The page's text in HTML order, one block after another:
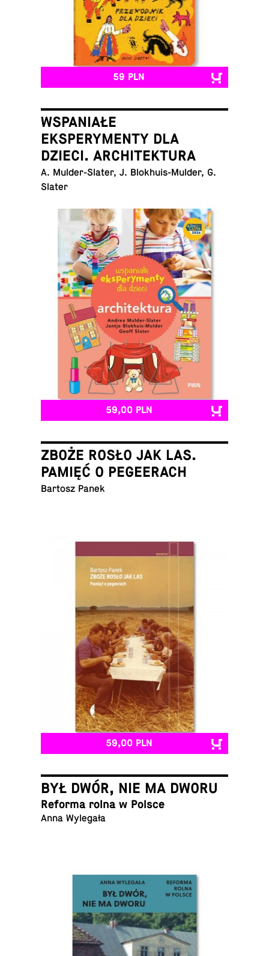
59 PLN
WSPANIAŁE
EKSPERYMENTY DLA
DZIECI. ARCHITEKTURA
A. Mul­der-Sla­ter, J. Blo­khu­is-Mul­der, G.
Slater
59,00 PLN
ZBOŻE ROSŁO JAK LAS.
PAMIĘĆ O PEGEERACH
Bartosz Panek
59,00 PLN
BYŁ DWÓR, NIE MA DWORU
Reforma rolna w Polsce
Anna Wylegała